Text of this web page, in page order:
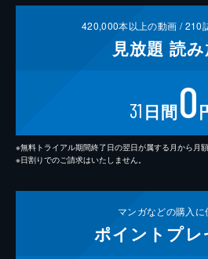
420,000本以上の動画 /210
見放題 読
31 日間0
※無料トライアル期間終了日の翌日が属する月から月額
※日割りでのご請求はいたしません。
マンガなどの購入に
ポイント プレ